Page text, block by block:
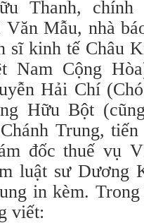
Thanh,
Mẫu, nhà
sĩ kinh tế Châu
Nam Cộng
Hải Chí
Hữu Bột
Trung,
đốc thuế vụ
luật sư Dương
in kèm.
viết: